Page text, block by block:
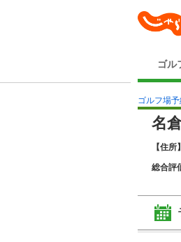
ゴル
ゴルフ場
名
【住
総合評